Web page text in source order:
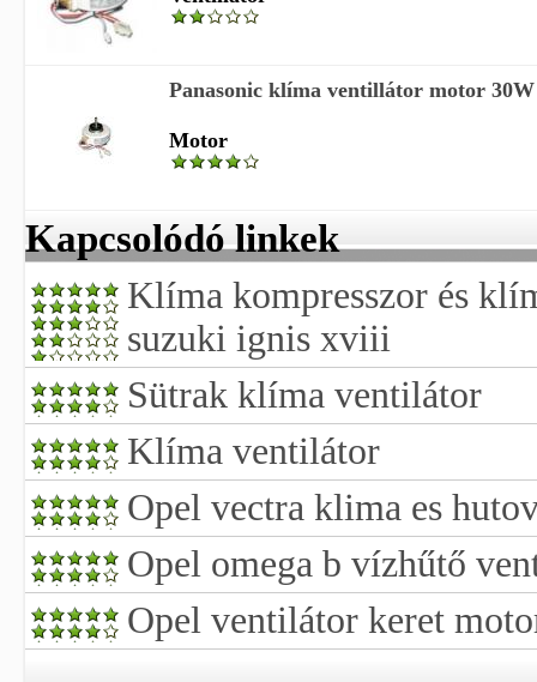
Panasonic klíma ventillátor motor 30W
Motor
Kapcsolódó linkek
Klíma kompresszor és
suzuki ignis xviii
Sütrak klíma ventilátor
Klíma ventilátor
Opel vectra klima es
Opel omega b vízhűtő
Opel ventilátor keret